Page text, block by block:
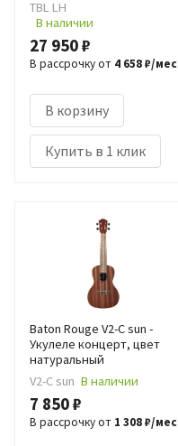
TBL LH
В наличии
27 950 ₽
В рассрочку от 4 658 ₽/мес
В корзину
Купить в 1 клик
Baton Rouge V2-C sun -
Укулеле концерт, цвет
натуральный
V2-C sun В наличии
7 850 ₽
В рассрочку от 1 308 ₽/мес